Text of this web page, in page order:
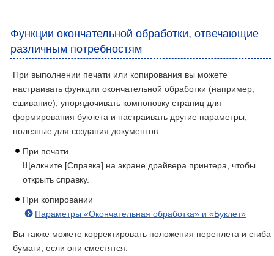
Функции окончательной обработки, отвечающие
различным потребностям
При выполнении печати или копирования вы можете
настраивать функции окончательной обработки (например,
сшивание), упорядочивать компоновку страниц для
формирования буклета и настраивать другие параметры,
полезные для создания документов.
При печати
Щелкните [Справка] на экране драйвера принтера, чтобы
открыть справку.
При копировании
Параметры «Окончательная обработка» и «Буклет»
Вы также можете корректировать положения переплета и сгиба
бумаги, если они сместятся.